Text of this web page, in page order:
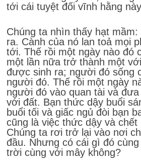
tới cái tuyệt đối vĩnh hằng
Chúng ta nhìn thấy hạt
ra. Cành của nó lan toả mọi
tới. Thế rồi một ngày nào đó
một lần nữa trở thành một
được sinh ra; người đó sống
người đó. Thế rồi một ngày
người đó vào quan tài và
với đất. Bạn thức dậy buổi
buổi tối và giấc ngủ đòi bạn
cũng là việc thức dậy và chết
Chúng ta rơi trở lại vào nơi
đầu. Nhưng có cái gì đó
trời cùng với mây không?